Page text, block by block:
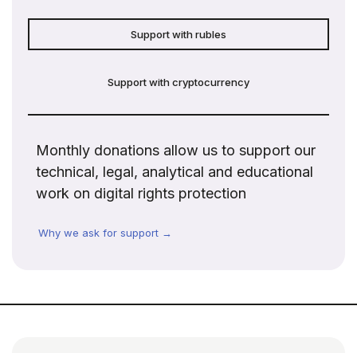
Support with rubles
Support with cryptocurrency
Monthly donations allow us to support our
technical, legal, analytical and educational
work on digital rights protection
Why we ask for support →